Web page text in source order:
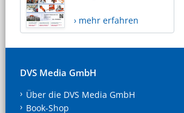
› mehr erfahren
DVS Media GmbH
Über die DVS Media GmbH
Book-Shop